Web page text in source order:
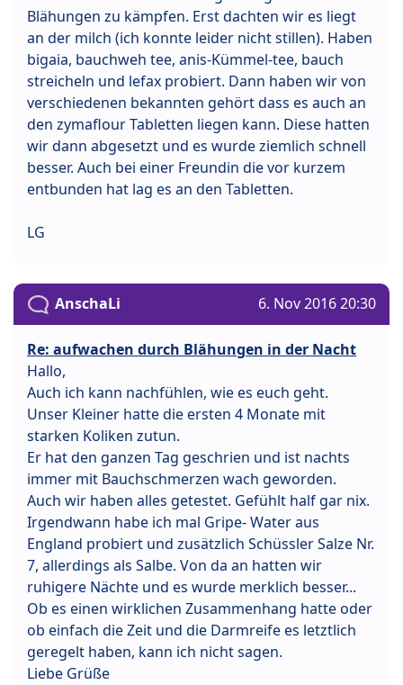
Blähungen zu kämpfen. Erst dachten wir es liegt
an der milch (ich konnte leider nicht stillen). Haben
bigaia, bauchweh tee, anis-Kümmel-tee, bauch
streicheln und lefax probiert. Dann haben wir von
verschiedenen bekannten gehört dass es auch an
den zymaflour Tabletten liegen kann. Diese hatten
wir dann abgesetzt und es wurde ziemlich schnell
besser. Auch bei einer Freundin die vor kurzem
entbunden hat lag es an den Tabletten.
LG
AnschaLi 6. Nov 2016 20:30
Re: aufwachen durch Blähungen in der Nacht
Hallo,
Auch ich kann nachfühlen, wie es euch geht.
Unser Kleiner hatte die ersten 4 Monate mit
starken Koliken zutun.
Er hat den ganzen Tag geschrien und ist nachts
immer mit Bauchschmerzen wach geworden.
Auch wir haben alles getestet. Gefühlt half gar nix.
Irgendwann habe ich mal Gripe- Water aus
England probiert und zusätzlich Schüssler Salze Nr.
7, allerdings als Salbe. Von da an hatten wir
ruhigere Nächte und es wurde merklich besser...
Ob es einen wirklichen Zusammenhang hatte oder
ob einfach die Zeit und die Darmreife es letztlich
geregelt haben, kann ich nicht sagen.
Liebe Grüße